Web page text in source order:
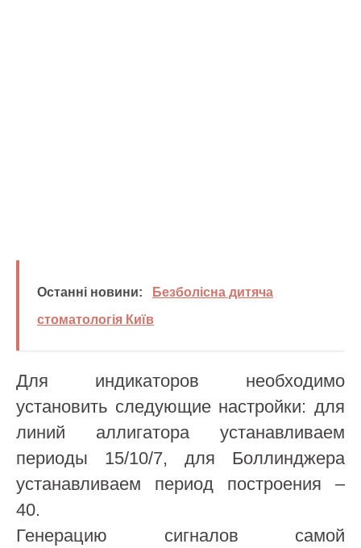
Останні новини:
Безболісна дитяча
стоматологія Київ
Для индикаторов необходимо
установить следующие настройки: для
линий аллигатора устанавливаем
периоды 15/10/7, для Боллинджера
устанавливаем период построения –
40.
Генерацию сигналов самой